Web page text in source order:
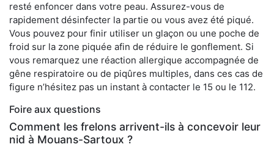
resté enfoncer dans votre peau. Assurez-vous de
rapidement désinfecter la partie ou vous avez été piqué.
Vous pouvez pour finir utiliser un glaçon ou une poche de
froid sur la zone piquée afin de réduire le gonflement. Si
vous remarquez une réaction allergique accompagnée de
gêne respiratoire ou de piqûres multiples, dans ces cas de
figure n’hésitez pas un instant à contacter le 15 ou le 112.
Foire aux questions
Comment les frelons arrivent-ils à concevoir leur
nid à Mouans-Sartoux ?